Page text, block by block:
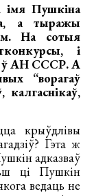
імя Пушкіна
а тыражы
м. На сотыя
і
ў АН СССР. А
“ворагаў
калгаснікаў,
крыўдлівы
Гэта ж
адказваў
ці Пушкін
ведаць не